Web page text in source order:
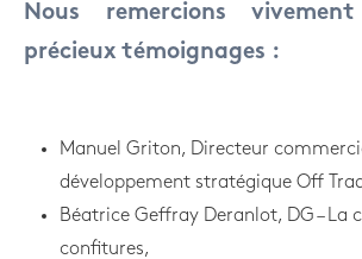
Nous remercions
précieux témoignages :
Manuel Griton, Directeur
développement stratégique Off
Béatrice Geffray Deranlot, DG – La
confitures,